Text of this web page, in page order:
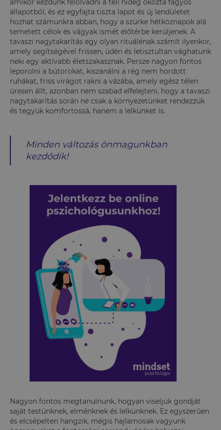
állapotból, és ez egyfajta tiszta lapot és új lendületet
hozhat számunkra abban, hogy a szürke hétköznapok alá
temetett célok és vágyak ismét előtérbe kerüljenek. A
tavaszi nagytakarítás egy olyan rituálénak számít ilyenkor,
amely segítségével frissen, üdén és letisztultan vághatunk
neki egy aktívabb életszakasznak. Persze nagyon fontos
leporolni a bútorokat, kiszanálni a rég nem hordott
ruhákat, friss virágot rakni a vázába, amely egész télen
üresen állt, azonban nem szabad elfelejteni, hogy a tavaszi
nagytakarítás során ne csak a környezetünket rendezzük
és tegyük komfortossá, hanem a lelkünket is.
Minden változás önmagunkban
kezdődik!
Nagyon fontos megtanulnunk, hogyan viseljük gondját
saját testünknek, elménknek és lelkünknek. Ez egyszerűen
és elcsépelten hangzik, mégis hajlamosak vagyunk